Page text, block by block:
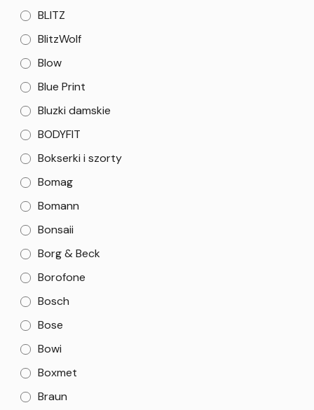
BLITZ
BlitzWolf
Blow
Blue Print
Bluzki damskie
BODYFIT
Bokserki i szorty
Bomag
Bomann
Bonsaii
Borg & Beck
Borofone
Bosch
Bose
Bowi
Boxmet
Braun